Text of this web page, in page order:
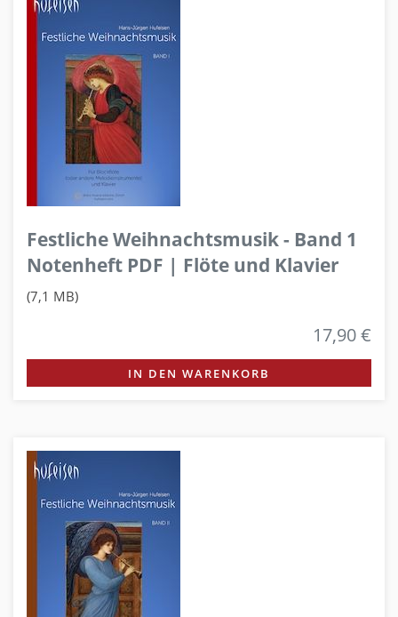
Festliche Weihnachtsmusik - Band 1
Notenheft PDF | Flöte und Klavier
(7,1 MB)
17,90 €
IN DEN WARENKORB